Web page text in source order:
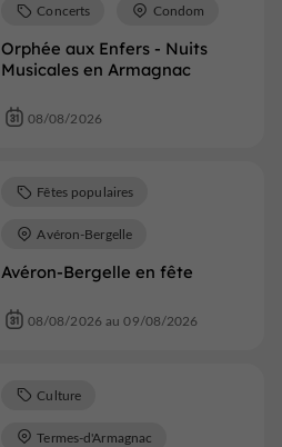
Orphée aux Enfers - Nuits
Musicales en Armagnac
Concerts Condom
08/08/2026
Avéron-Bergelle en fête
Fêtes populaires
Avéron-Bergelle
08/08/2026 au 09/08/2026
Culture
Termes-d'Armagnac